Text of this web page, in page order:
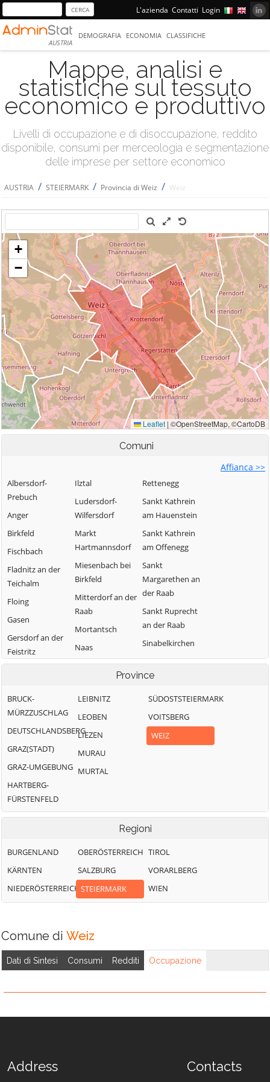
L'azienda Contatti Login
AUSTRIA
DEMOGRAFIA ECONOMIA CLASSIFICHE
Mappe, analisi e
statistiche sul tessuto
economico e produttivo
Livelli di occupazione e di disoccupazione, reddito
disponibile, consumi per merceologia e segmentazione
delle imprese per settore economico
AUSTRIA / STEIERMARK / Provincia di Weiz / Weiz
Comuni
Affianca >>
Albersdorf-
Prebuch
Anger
Birkfeld
Fischbach
Fladnitz an der
Teichalm
Floing
Gasen
Gersdorf an der
Feistritz
Stenzengreith
der Raab
Ilztal
Ludersdorf-
Wilfersdorf
Markt
Hartmannsdorf
Miesenbach bei
Birkfeld
Mitterdorf an der
Raab
Mortantsch
Naas
Passail
Kulm
Puch bei Weiz
Ratten
Rettenegg
Sankt Kathrein
am Hauenstein
Sankt Kathrein
am Offenegg
Sankt
Margarethen an
der Raab
Sankt Ruprecht
an der Raab
Sinabelkirchen
Strallegg
Thannhausen
Weiz
Province
BRUCK-
MÜRZZUSCHLAG
DEUTSCHLANDSBERG
GRAZ(STADT)
GRAZ-UMGEBUNG
HARTBERG-
FÜRSTENFELD
LEIBNITZ
LEOBEN
LIEZEN
MURAU
MURTAL
SÜDOSTSTEIERMARK
VOITSBERG
WEIZ
Regioni
BURGENLAND
KÄRNTEN
NIEDERÖSTERREICH
OBERÖSTERREICH
SALZBURG
STEIERMARK
TIROL
VORARLBERG
WIEN
Comune di Weiz
Dati di Sintesi Consumi Redditi Occupazione
Address Contacts